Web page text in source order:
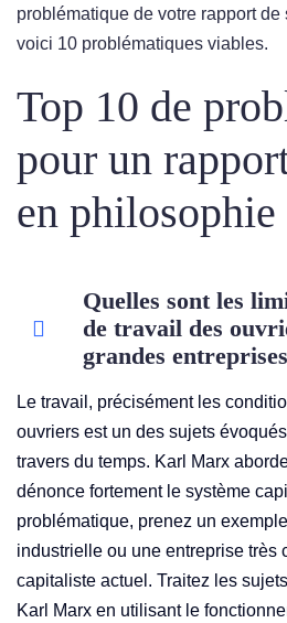
problématique de votre rapport
voici 10 problématiques viables.
Top 10 de
pour un
en philosophie
Quelles sont les
de travail des
grandes
Le travail, précisément les
ouvriers est un des sujets
travers du temps. Karl Marx
dénonce fortement le système
problématique, prenez un
industrielle ou une entreprise très
capitaliste actuel. Traitez les
Karl Marx en utilisant le